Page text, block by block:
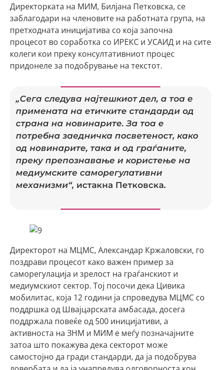
Директорката на МИМ, Билјана Петковска, се
заблагодари на членовите на работната група, на
претходната иницијатива со која започна
процесот во соработка со ИРЕКС и УСАИД и на сите
колеги кои преку консултативниот процес
придонеле за подобрување на текстот.
„Сега следува најтешкиот дел, а тоа е
примената на етичките стандарди од
страна на новинарите. За тоа е
потребна заедничка посветеност, како
од новинарите, така и од граѓаните,
преку препознавање и користење на
медиумските саморегулативни
механизми“, истакна Петковска.
Директорот на МЦМС, Александар Кржаловски, го
поздрави процесот како важен пример за
саморегулација и зрелост на граѓанскиот и
медиумскиот сектор. Тој посочи дека Цивика
мобилитас, која 12 години ја спроведува МЦМС со
поддршка од Швајцарската амбасада, досега
поддржала повеќе од 500 иницијативи, а
активноста на ЗНМ и МИМ е меѓу позначајните
затоа што покажува дека секторот може
самостојно да гради стандарди, да ја подобрува